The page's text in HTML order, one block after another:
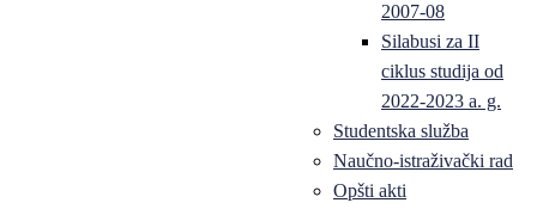
2007-08
Silabusi za II
ciklus studija od
2022-2023 a. g.
Studentska služba
Naučno-istraživački rad
Opšti akti